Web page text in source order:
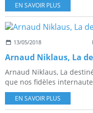
EN SAVOIR PLUS
13/05/2018
Arnaud Niklaus, La
Arnaud Niklaus, La
que nos fidèles
EN SAVOIR PLUS